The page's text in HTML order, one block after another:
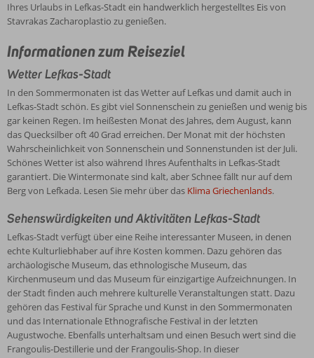
Ihres Urlaubs in Lefkas-Stadt ein handwerklich hergestelltes Eis von
Stavrakas Zacharoplastio zu genießen.
Informationen zum Reiseziel
Wetter Lefkas-Stadt
In den Sommermonaten ist das Wetter auf Lefkas und damit auch in
Lefkas-Stadt schön. Es gibt viel Sonnenschein zu genießen und wenig bis
gar keinen Regen. Im heißesten Monat des Jahres, dem August, kann
das Quecksilber oft 40 Grad erreichen. Der Monat mit der höchsten
Wahrscheinlichkeit von Sonnenschein und Sonnenstunden ist der Juli.
Schönes Wetter ist also während Ihres Aufenthalts in Lefkas-Stadt
garantiert. Die Wintermonate sind kalt, aber Schnee fällt nur auf dem
Berg von Lefkada. Lesen Sie mehr über das Klima Griechenlands.
Sehenswürdigkeiten und Aktivitäten Lefkas-Stadt
Lefkas-Stadt verfügt über eine Reihe interessanter Museen, in denen
echte Kulturliebhaber auf ihre Kosten kommen. Dazu gehören das
archäologische Museum, das ethnologische Museum, das
Kirchenmuseum und das Museum für einzigartige Aufzeichnungen. In
der Stadt finden auch mehrere kulturelle Veranstaltungen statt. Dazu
gehören das Festival für Sprache und Kunst in den Sommermonaten
und das Internationale Ethnografische Festival in der letzten
Augustwoche. Ebenfalls unterhaltsam und einen Besuch wert sind die
Frangoulis-Destillerie und der Frangoulis-Shop. In dieser